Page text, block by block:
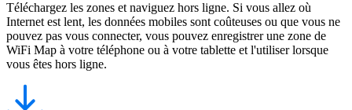
Téléchargez les zones et naviguez hors ligne. Si vous allez où
Internet est lent, les données mobiles sont coûteuses ou que vous ne
pouvez pas vous connecter, vous pouvez enregistrer une zone de
WiFi Map à votre téléphone ou à votre tablette et l'utiliser lorsque
vous êtes hors ligne.